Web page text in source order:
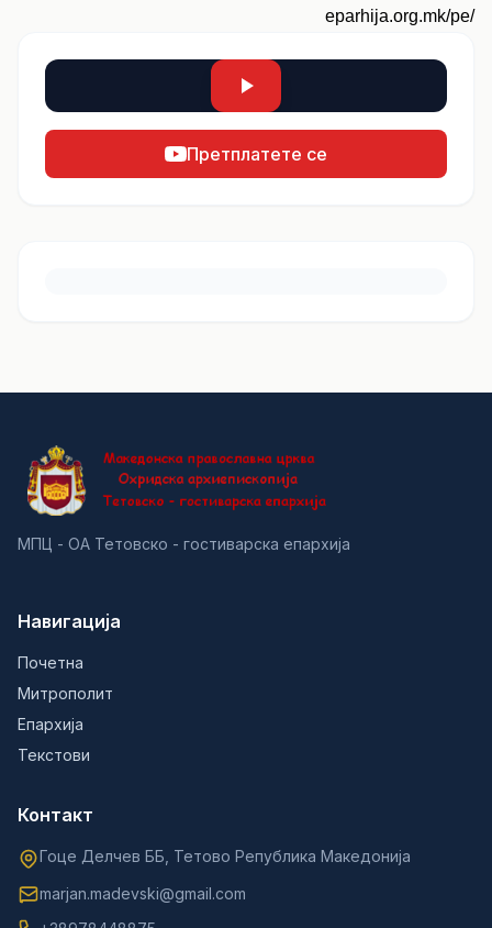
eparhija.org.mk/pe/
Претплатете се
МПЦ - ОА Тетовско - гостиварска епархија
Навигација
Почетна
Митрополит
Епархија
Текстови
Контакт
Гоце Делчев ББ, Тетово Република Македонија
marjan.madevski@gmail.com